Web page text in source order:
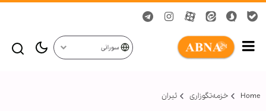
سورانی
Home خزمەتگوزاری ئیران